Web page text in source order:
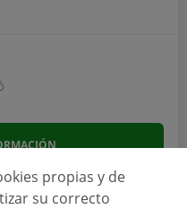
propias y de
su correcto